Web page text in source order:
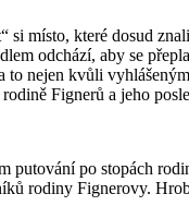
si místo, které dosud
odchází, aby se
to nejen kvůli
Fignerů a jeho
putování po stopách
rodiny Fignerovy.